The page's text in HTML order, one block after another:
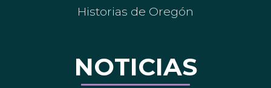
Historias de Oregón
NOTICIAS